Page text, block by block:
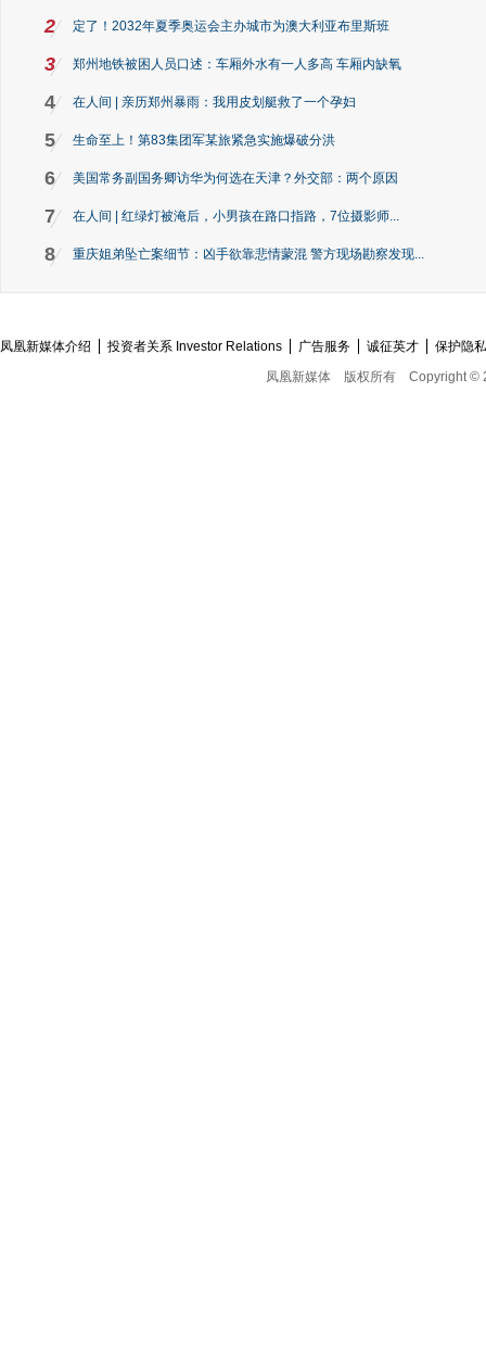
2 定了！2032年夏季奥运会主办城市为澳大利亚布里斯班
3 郑州地铁被困人员口述：车厢外水有一人多高 车厢内缺氧
4 在人间 | 亲历郑州暴雨：我用皮划艇救了一个孕妇
5 生命至上！第83集团军某旅紧急实施爆破分洪
6 美国常务副国务卿访华为何选在天津？外交部：两个原因
7 在人间 | 红绿灯被淹后，小男孩在路口指路，7位摄影师...
8 重庆姐弟坠亡案细节：凶手欲靠悲情蒙混 警方现场勘察发现...
凤凰新媒体介绍 投资者关系 Investor Relations 广告服务 诚征英才
保护隐
凤凰新媒体
版权所有 Copyright ©